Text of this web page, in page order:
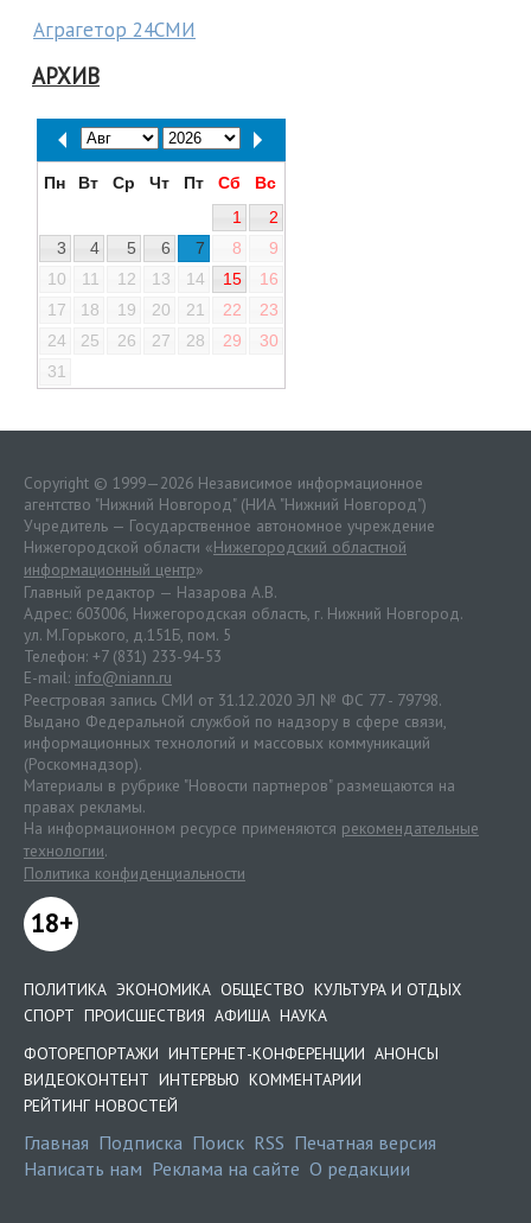
Аграгетор 24СМИ
АРХИВ
Пн Вт Ср Чт Пт Сб
Вс
1
2
3
4 5 6 7 8
9
10
11 12 13 14 15
16
17
18 19 20 21 22
23
24
25 26 27 28 29
30
31
Copyright © 1999—2026 Независимое информационное
агентство "Нижний Новгород" (НИА "Нижний Новгород")
Учредитель — Государственное автономное учреждение
Нижегородской области «Нижегородский областной
информационный центр»
Главный редактор — Назарова А.В.
Адрес: 603006, Нижегородская область, г. Нижний Новгород.
ул. М.Горького, д.151Б, пом. 5
Телефон: +7 (831) 233-94-53
E-mail: info@niann.ru
Реестровая запись СМИ от 31.12.2020 ЭЛ № ФС 77 - 79798.
Выдано Федеральной службой по надзору в сфере связи,
информационных технологий и массовых коммуникаций
(Роскомнадзор).
Материалы в рубрике "Новости партнеров" размещаются на
правах рекламы.
На информационном ресурсе применяются рекомендательные
технологии.
Политика конфиденциальности
18+
ПОЛИТИКА ЭКОНОМИКА ОБЩЕСТВО КУЛЬТУРА И ОТДЫХ
СПОРТ ПРОИСШЕСТВИЯ АФИША НАУКА
ФОТОРЕПОРТАЖИ ИНТЕРНЕТ-КОНФЕРЕНЦИИ АНОНСЫ
ВИДЕОКОНТЕНТ ИНТЕРВЬЮ КОММЕНТАРИИ
РЕЙТИНГ НОВОСТЕЙ
Главная Подписка Поиск RSS Печатная версия
Написать нам Реклама на сайте О редакции